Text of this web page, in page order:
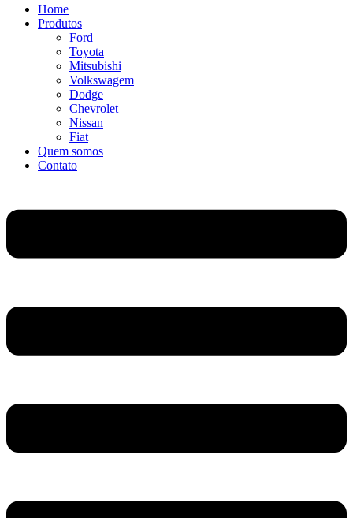
Home
Produtos
Ford
Toyota
Mitsubishi
Volkswagem
Dodge
Chevrolet
Nissan
Fiat
Quem somos
Contato